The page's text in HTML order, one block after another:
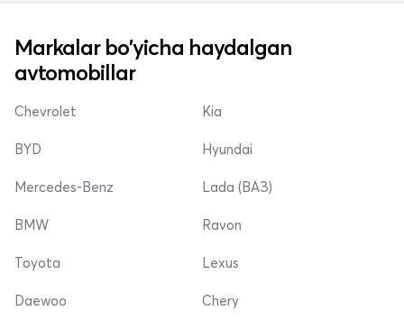
Markalar bo'yicha haydalgan
avtomobillar
Chevrolet
BYD
Mercedes-Benz
Kia
Hyundai
Lada (ВАЗ)
BMW
Toyota
Daewoo
Ravon
Lexus
Chery